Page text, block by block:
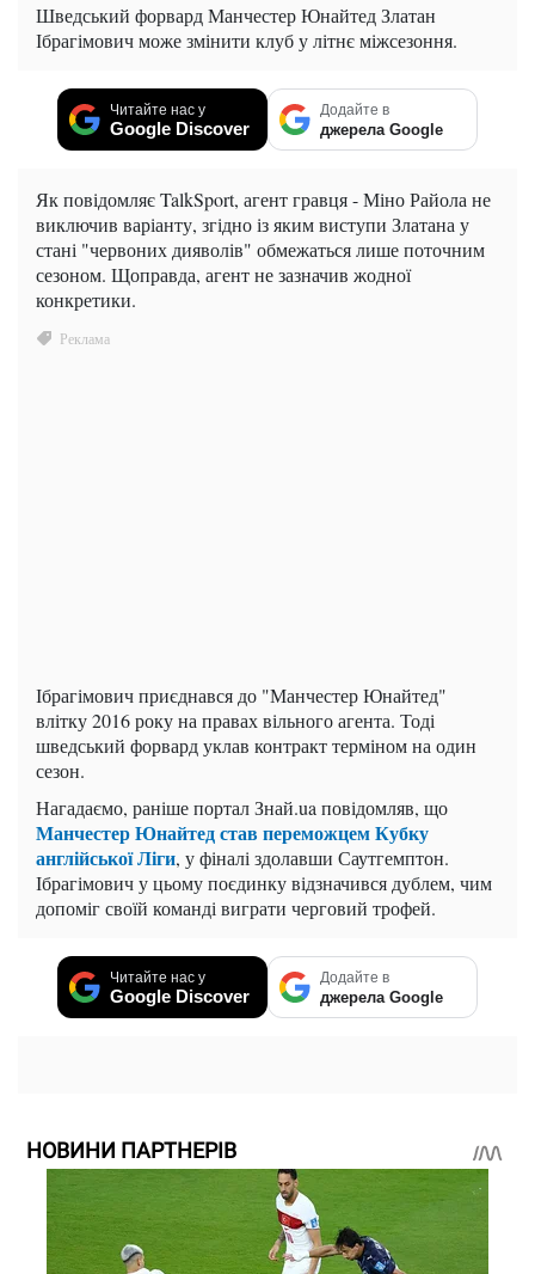
Шведський форвард Манчестер Юнайтед Златан
Ібрагімович може змінити клуб у літнє міжсезоння.
Читайте нас у
Google Discover
Додайте в
джерела Google
Як повідомляє TalkSport, агент гравця - Міно Райола не
виключив варіанту, згідно із яким виступи Златана у
стані "червоних дияволів" обмежаться лише поточним
сезоном. Щоправда, агент не зазначив жодної
конкретики.
Ібрагімович приєднався до "Манчестер Юнайтед"
влітку 2016 року на правах вільного агента. Тоді
шведський форвард уклав контракт терміном на один
сезон.
Нагадаємо, раніше портал Знай.ua повідомляв, що
Манчестер Юнайтед став переможцем Кубку
англійської Ліги, у фіналі здолавши Саутгемптон.
Ібрагімович у цьому поєдинку відзначився дублем, чим
допоміг своїй команді виграти черговий трофей.
Читайте нас у
Google Discover
Додайте в
джерела Google
НОВИНИ ПАРТНЕРІВ